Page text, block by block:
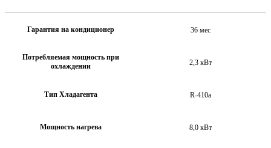
Гарантия на кондиционер 36 мес
Потребляемая мощность при
охлаждении
2,3 кВт
Тип Хладагента R-410a
Мощность нагрева 8,0 кВт